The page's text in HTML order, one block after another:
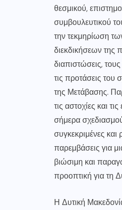
θεσμικού,
συμβουλευτικού
την τεκμηρίωση
διεκδικήσεων της
διαπιστώσεις,
τις προτάσεις του
της Μετάβασης.
τις αστοχίες και
σήμερα σχεδιασμού
συγκεκριμένες και
παρεμβάσεις για
βιώσιμη και
προοπτική για τη
Η Δυτική